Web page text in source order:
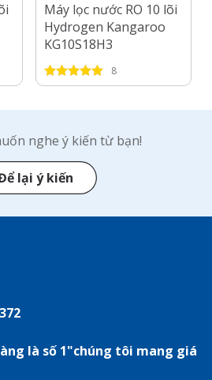
Máy lọc nước RO 10 lõi
Hydrogen Kangaroo
KG10S18H3
8
nghe ý kiến từ bạn!
lại ý kiến
là số 1"chúng tôi mang giá